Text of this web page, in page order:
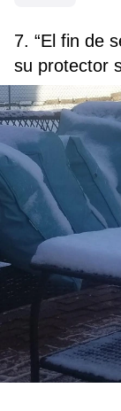
7. “El fin de
su protector